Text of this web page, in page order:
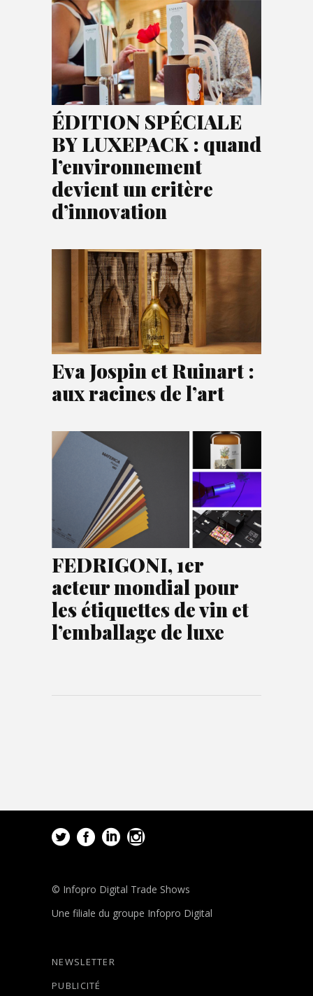
ÉDITION SPÉCIALE
BY LUXEPACK : quand
l’environnement
devient un critère
d’innovation
Eva Jospin et Ruinart :
aux racines de l’art
FEDRIGONI, 1er
acteur mondial pour
les étiquettes de vin et
l’emballage de luxe
© Infopro Digital Trade Shows
Une filiale du groupe Infopro Digital
NEWSLETTER
PUBLICITÉ